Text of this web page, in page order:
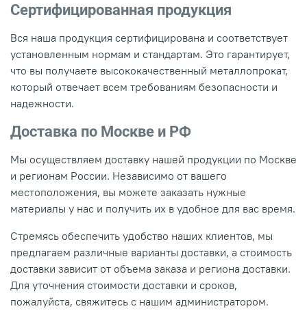
Сертифицированная продукция
Вся наша продукция сертифицирована и соответствует
установленным нормам и стандартам. Это гарантирует,
что вы получаете высококачественный металлопрокат,
который отвечает всем требованиям безопасности и
надежности.
Доставка по Москве и РФ
Мы осуществляем доставку нашей продукции по Москве
и регионам России. Независимо от вашего
местоположения, вы можете заказать нужные
материалы у нас и получить их в удобное для вас время.
Стремясь обеспечить удобство наших клиентов, мы
предлагаем различные варианты доставки, а стоимость
доставки зависит от объема заказа и региона доставки.
Для уточнения стоимости доставки и сроков,
пожалуйста, свяжитесь с нашим администратором.